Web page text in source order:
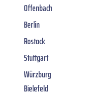
Offenbach
Berlin
Rostock
Stuttgart
Würzburg
Bielefeld